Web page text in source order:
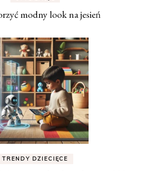
modny look na jesień
TRENDY DZIECIĘCE